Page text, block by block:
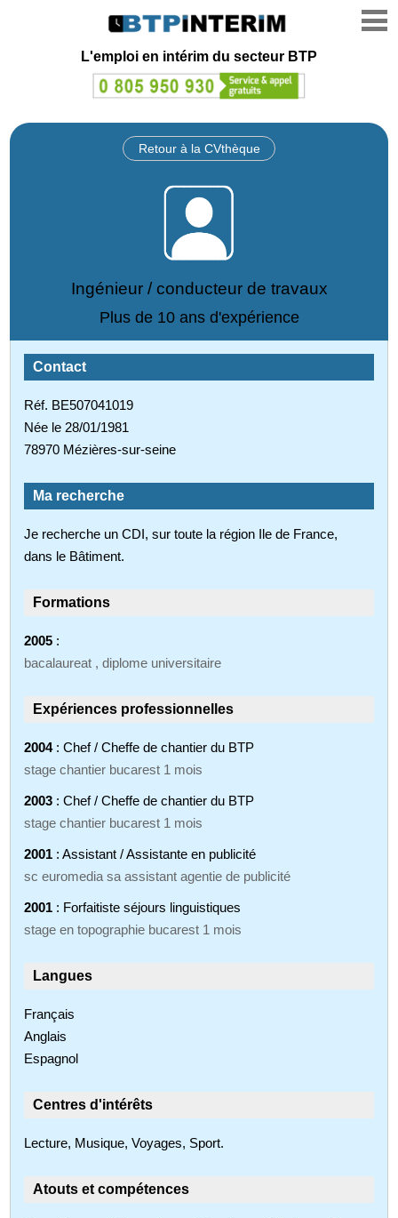
L'emploi en intérim du secteur BTP
Retour à la CVthèque
Ingénieur / conducteur de travaux
Plus de 10 ans d'expérience
Contact
Réf. BE507041019
Née le 28/01/1981
78970 Mézières-sur-seine
Ma recherche
Je recherche un CDI, sur toute la région Ile de France,
dans le Bâtiment.
Formations
2005 :
bacalaureat , diplome universitaire
Expériences professionnelles
2004: Chef / Cheffe de chantier du BTP
stage chantier bucarest 1 mois
2003 : Chef / Cheffe de chantier du BTP
stage chantier bucarest 1 mois
2001 : Assistant / Assistante en publicité
sc euromedia sa assistant agentie de publicité
2001 : Forfaitiste séjours linguistiques
stage en topographie bucarest 1 mois
Langues
Français
Anglais
Espagnol
Centres d'intérêts
Lecture, Musique, Voyages, Sport.
Atouts et compétences